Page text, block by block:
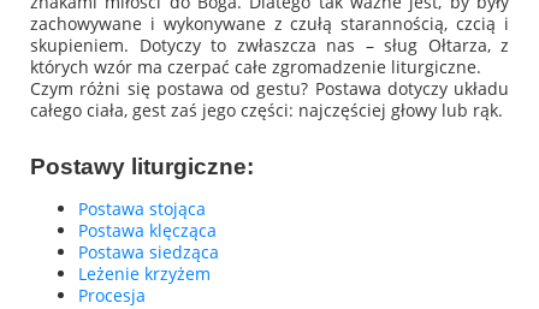
zachowywane i wykonywane z czułą starannością, czcią i
skupieniem. Dotyczy to zwłaszcza nas – sług Ołtarza, z
których wzór ma czerpać całe zgromadzenie liturgiczne.
Czym różni się postawa od gestu? Postawa dotyczy układu
całego ciała, gest zaś jego części: najczęściej głowy lub rąk.
Postawy liturgiczne:
Postawa stojąca
Postawa klęcząca
Postawa siedząca
Leżenie krzyżem
Procesja